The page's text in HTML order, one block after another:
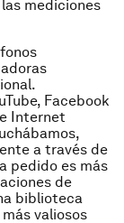
mediciones
Facebook
Internet
a través de
pedido es más
de
biblioteca
valiosos